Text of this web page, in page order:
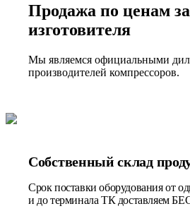
Продажа по ценам
изготовителя
Мы являемся официальными
производителей компрессоров.
Собственный склад
Срок поставки оборудования от
и до терминала ТК доставляем